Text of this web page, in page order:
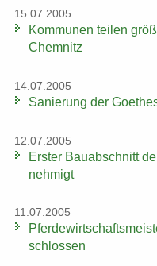
15.07.2005
Kom­mu­nen tei­len
Chem­nitz
14.07.2005
Sa­nie­rung der
12.07.2005
Ers­ter Bau­ab­schnitt
neh­migt
11.07.2005
schlos­sen